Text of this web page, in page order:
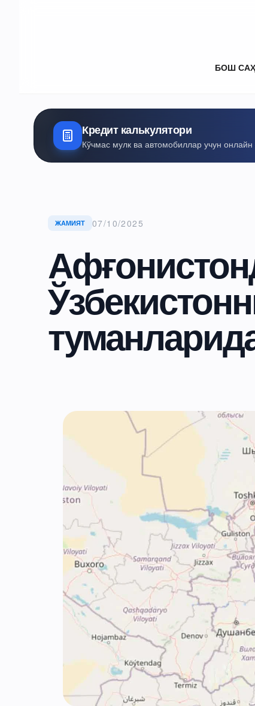
БОШ
Кредит калькулятори
Кўчмас мулк ва автомобиллар учун
ЖАМИЯТ 07/10/2025